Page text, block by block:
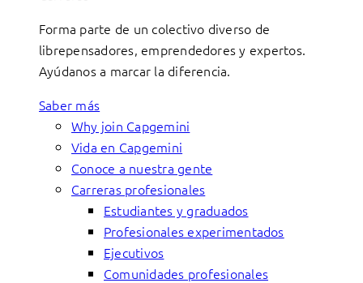
Forma parte de un colectivo diverso de
librepensadores, emprendedores y expertos.
Ayúdanos a marcar la diferencia.
Saber más
Why join Capgemini
Vida en Capgemini
Conoce a nuestra gente
Carreras profesionales
Estudiantes y graduados
Profesionales experimentados
Ejecutivos
Comunidades profesionales